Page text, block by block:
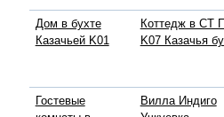
Дом в бухте
Казачьей K01
Коттедж в СТ
K07 Казачья
Гостевые
Вилла Индиго